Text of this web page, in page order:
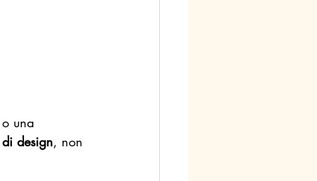
una
design, non